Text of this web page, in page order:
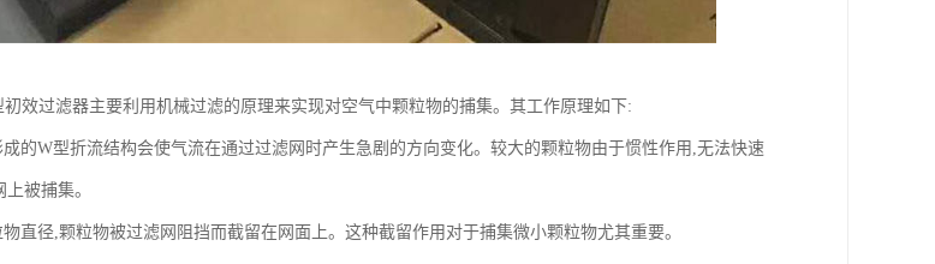
效过滤器主要利用机械过滤的原理来实现对空气中颗粒物的捕集。其工作原理如下:
的W型折流结构会使气流在通过过滤网时产生急剧的方向变化。较大的颗粒物由于惯性作用,无法快速
被捕集。
直径,颗粒物被过滤网阻挡而截留在网面上。这种截留作用对于捕集微小颗粒物尤其重要。